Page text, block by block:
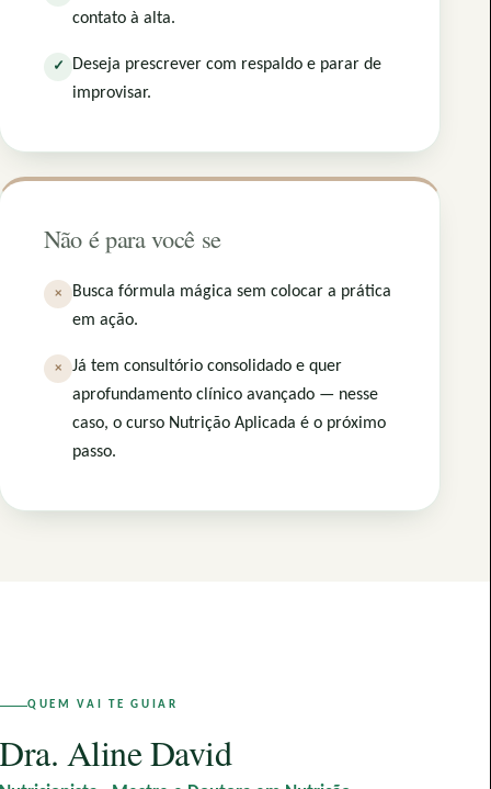
contato à alta.
✓
Deseja prescrever com respaldo e parar de
improvisar.
Não é para você se
×
Busca fórmula mágica sem colocar a prática
em ação.
×
Já tem consultório consolidado e quer
aprofundamento clínico avançado — nesse
caso, o curso Nutrição Aplicada é o próximo
passo.
QUEM VAI TE GUIAR
Dra. Aline David